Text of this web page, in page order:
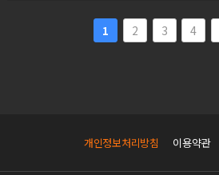
1 2 3 4
개인정보처리방침 이용약관